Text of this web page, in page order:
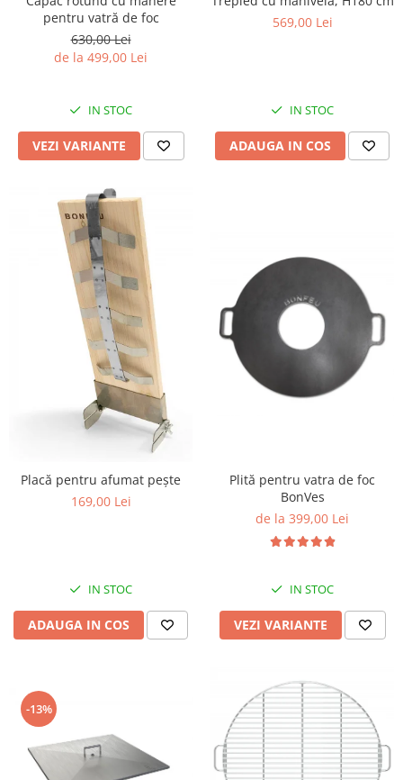
pentru vatră de foc
630,00 Lei
de la 499,00 Lei
IN STOC
VEZI VARIANTE
569,00 Lei
IN STOC
ADAUGA IN COS
Placă pentru afumat pește
169,00 Lei
IN STOC
ADAUGA IN COS
Plită pentru vatra de foc
BonVes
de la 399,00 Lei
IN STOC
VEZI VARIANTE
-13%